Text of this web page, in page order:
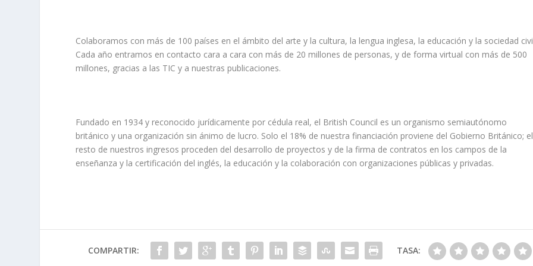
Colaboramos con más de 100 países en el ámbito del arte y la cultura, la lengua inglesa, la educación y la sociedad
Cada año entramos en contacto cara a cara con más de 20 millones de personas, y de forma virtual con más de 500
millones, gracias a las TIC y a nuestras publicaciones.
Fundado en 1934 y reconocido jurídicamente por cédula real, el British Council es un organismo semiautónomo
británico y una organización sin ánimo de lucro. Solo el 18% de nuestra financiación proviene del Gobierno Británico; el
resto de nuestros ingresos proceden del desarrollo de proyectos y de la firma de contratos en los campos de la
enseñanza y la certificación del inglés, la educación y la colaboración con organizaciones públicas y privadas.​
COMPARTIR: TASA: